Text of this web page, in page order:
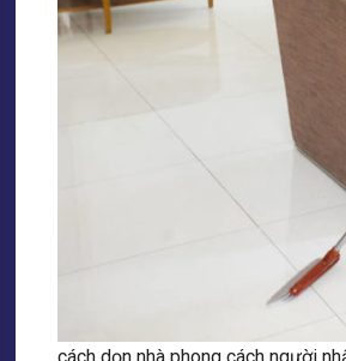
cách dọn nhà phong cách người